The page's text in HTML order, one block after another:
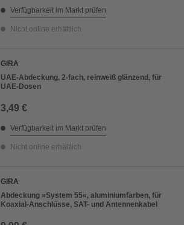
Verfügbarkeit im Markt prüfen
Nicht online erhältlich
GIRA
UAE-Abdeckung, 2-fach, reinweiß glänzend, für
UAE-Dosen
3,49 €
Verfügbarkeit im Markt prüfen
Nicht online erhältlich
GIRA
Abdeckung »System 55«, aluminiumfarben, für
Koaxial-Anschlüsse, SAT- und Antennenkabel